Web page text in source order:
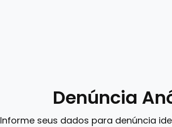
Denúncia
Informe seus dados para denúncia